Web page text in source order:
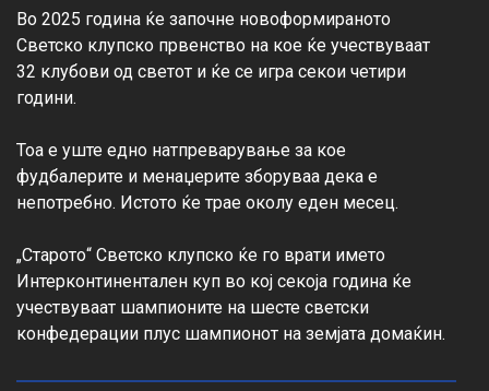
Во 2025 година ќе започне новоформираното
Светско клупско првенство на кое ќе учествуваат
32 клубови од светот и ќе се игра секои четири
години.
Тоа е уште едно натпреварување за кое
фудбалерите и менаџерите зборуваа дека е
непотребно. Истото ќе трае околу еден месец.
„Старото“ Светско клупско ќе го врати името
Интерконтинентален куп во кој секоја година ќе
учествуваат шампионите на шесте светски
конфедерации плус шампионот на земјата домаќин.